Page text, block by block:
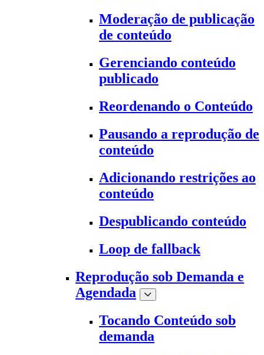
Moderação de publicação
de conteúdo
Gerenciando conteúdo
publicado
Reordenando o Conteúdo
Pausando a reprodução de
conteúdo
Adicionando restrições ao
conteúdo
Despublicando conteúdo
Loop de fallback
Reprodução sob Demanda e
Agendada
Tocando Conteúdo sob
demanda